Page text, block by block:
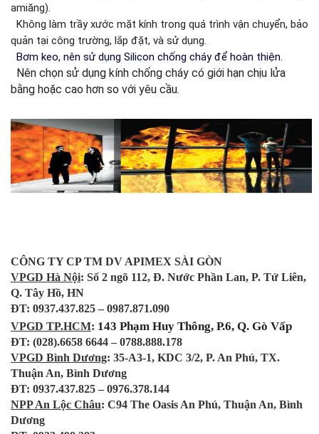
amiăng).
Không làm trầy xước mặt kính trong quá trình vận chuyển, bảo
quản tại công trường, lắp đặt, và sử dụng.
Bơm keo, nên sử dụng Silicon chống cháy để hoàn thiện.
Nên chọn sử dụng kính chống cháy có giới hạn chịu lửa
bằng hoặc cao hơn so với yêu cầu.
CÔNG TY CP TM DV APIMEX SÀI GÒN
VPGD Hà Nội: Số 2 ngõ 112, Đ. Nước Phần Lan, P. Tứ Liên,
Q. Tây Hồ, HN
ĐT: 0937.437.825 – 0987.871.090
VPGD TP.HCM: 143 Phạm Huy Thông, P.6, Q. Gò Vấp
ĐT: (028).6658 6644 – 0788.888.178
VPGD Bình Dương: 35-A3-1, KDC 3/2, P. An Phú, TX.
Thuận An, Bình Dương
ĐT: 0937.437.825 – 0976.378.144
NPP An Lộc Châu: C94 The Oasis An Phú, Thuận An, Bình
Dương